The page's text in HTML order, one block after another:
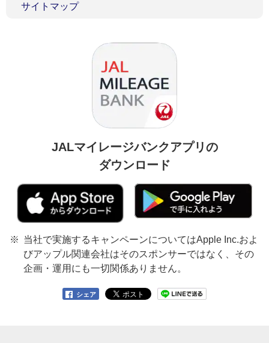
サイトマップ
JALマイレージバンクアプリの
ダウンロード
当社で実施するキャンペーンについてはApple Inc.およ
びアップル関連会社はそのスポンサーではなく、その
企画・運用にも一切関係ありません。
シェア